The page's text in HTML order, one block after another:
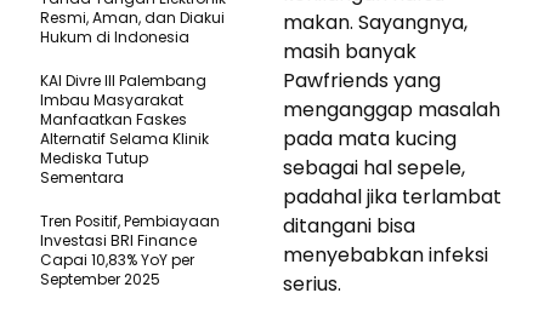
makan. Sayangnya,
masih banyak
Pawfriends yang
menganggap masalah
pada mata kucing
sebagai hal sepele,
padahal jika terlambat
ditangani bisa
menyebabkan infeksi
serius.
Resmi, Aman, dan Diakui
Hukum di Indonesia
KAI Divre III Palembang
Imbau Masyarakat
Manfaatkan Faskes
Alternatif Selama Klinik
Mediska Tutup
Sementara
Tren Positif, Pembiayaan
Investasi BRI Finance
Capai 10,83% YoY per
September 2025